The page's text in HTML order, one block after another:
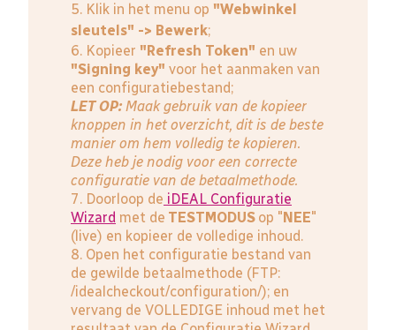
5. Klik in het menu op "Webwinkel
sleutels" -> Bewerk;
6. Kopieer "Refresh Token" en uw
"Signing key" voor het aanmaken van
een configuratiebestand;
LET OP: Maak gebruik van de kopieer
knoppen in het overzicht, dit is de beste
manier om hem volledig te kopieren.
Deze heb je nodig voor een correcte
configuratie van de betaalmethode.
7. Doorloop de iDEAL Configuratie
Wizard met de TESTMODUS op " NEE"
(live) en kopieer de volledige inhoud.
8. Open het configuratie bestand van
de gewilde betaalmethode (FTP:
/idealcheckout/configuration/); en
vervang de VOLLEDIGE inhoud met het